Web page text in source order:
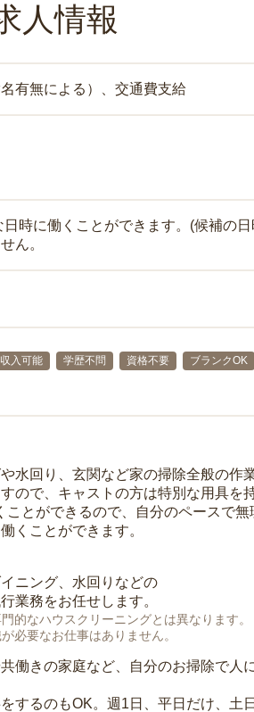
人情報
名有無による）、交通費支給
時に働くことができます。(候補の
ん。
入可能 学歴不問 資格不要 ブランクOK
水回り、玄関など家の掃除全般の作
ので、キャストの方は特別な用具を
ことができるので、自分のペースで
くことができます。
ニング、水回りなどの
業務をお任せします。
的なハウスクリーニングとは異なります。
必要なお仕事はありません。
働きの家庭など、自分のお掃除で人
するのもOK。週1日、平日だけ、土